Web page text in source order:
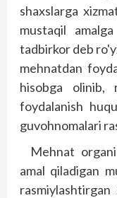
shaxslarga
mustaqil
tadbirkor deb
mehnatdan
hisobga olinib,
foydalanish
guvohnomalari
Mehnat
amal qiladigan